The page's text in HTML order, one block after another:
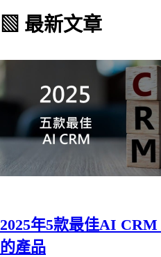
▧ 最新文章
2025年5款最佳AI
的產品